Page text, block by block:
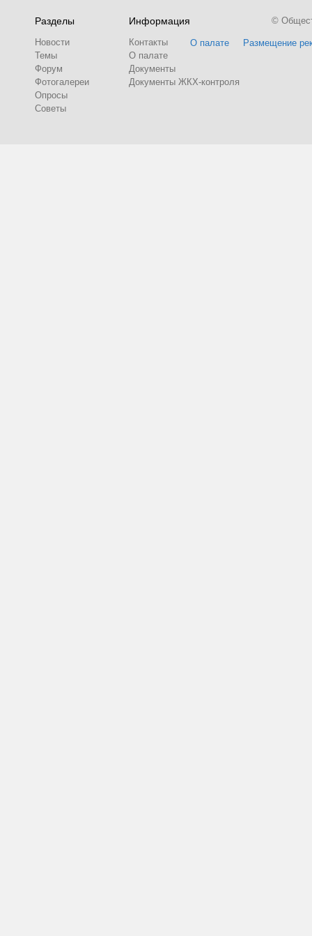
Разделы
Новости
Темы
Форум
Фотогалереи
Опросы
Советы
Информация
Контакты
О палате
Документы
Документы ЖКХ-контроля
О палате Размещение
©